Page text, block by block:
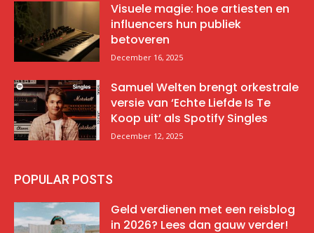
Visuele magie: hoe artiesten en
influencers hun publiek
betoveren
December 16, 2025
Samuel Welten brengt orkestrale
versie van ‘Echte Liefde Is Te
Koop uit’ als Spotify Singles
December 12, 2025
POPULAR POSTS
Geld verdienen met een reisblog
in 2026? Lees dan gauw verder!